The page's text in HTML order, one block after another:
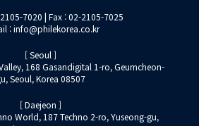
7020 | Fax : 02-2105-7025
: info@philekorea.co.kr
[ Seoul ]
168 Gasandigital 1-ro, Geumcheon-
Seoul, Korea 08507
[ Daejeon ]
World, 187 Techno 2-ro, Yuseong-gu,